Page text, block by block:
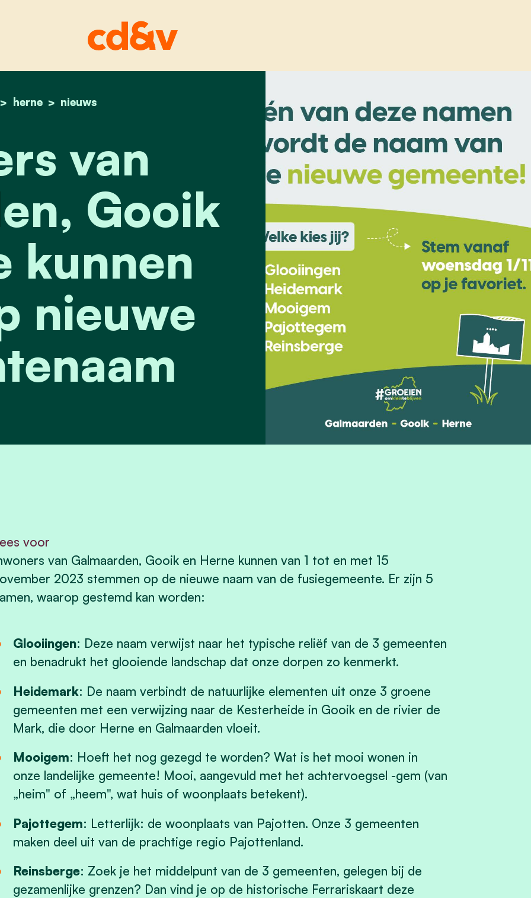
home
herne nieuws
inwoners van galmaarden, gooik en herne kunnen kiezen op nieuwe gemeentenaam
van
Gooik
kunnen
nieuwe
voor
van Galmaarden, Gooik en Herne kunnen van 1 tot en met 15
2023 stemmen op de nieuwe naam van de fusiegemeente. Er zijn 5
waarop gestemd kan worden:
Glooiingen: Deze naam verwijst naar het typische reliëf van de 3 gemeenten
en benadrukt het glooiende landschap dat onze dorpen zo kenmerkt.
Heidemark: De naam verbindt de natuurlijke elementen uit onze 3 groene
gemeenten met een verwijzing naar de Kesterheide in Gooik en de rivier de
Mark, die door Herne en Galmaarden vloeit.
Mooigem: Hoeft het nog gezegd te worden? Wat is het mooi wonen in
onze landelijke gemeente! Mooi, aangevuld met het achtervoegsel -gem (van
„heim" of „heem", wat huis of woonplaats betekent).
Pajottegem: Letterlijk: de woonplaats van Pajotten. Onze 3 gemeenten
maken deel uit van de prachtige regio Pajottenland.
Reinsberge: Zoek je het middelpunt van de 3 gemeenten, gelegen bij de
gezamenlijke grenzen? Dan vind je op de historische Ferrariskaart deze